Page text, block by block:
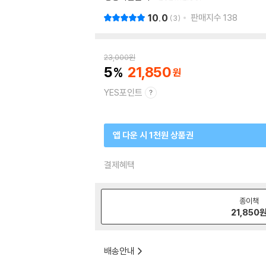
10.0 3 판매지수 138
23,000원
5 21,850
YES포인트
앱 다운 시 1천원 상품권
결제혜택
종이책
21,850원
배송안내